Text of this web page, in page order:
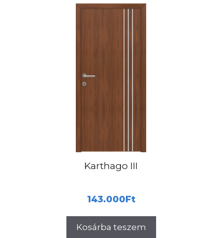
Karthago III
143.000Ft
Kosárba teszem